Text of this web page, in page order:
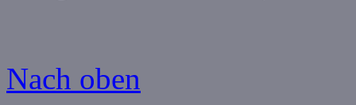
Nach oben